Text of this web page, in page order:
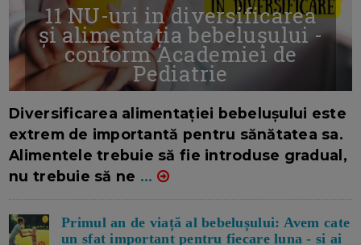
11 NU-uri in diversificarea
și alimentația bebelușului -
conform Academiei de
Pediatrie
Diversificarea alimentației bebelușului este
extrem de importantă pentru sănătatea sa.
Alimentele trebuie să fie introduse gradual,
nu trebuie să ne ...
Primul an de viață al bebelușului: Avem cate
un sfat important pentru fiecare luna - si ai